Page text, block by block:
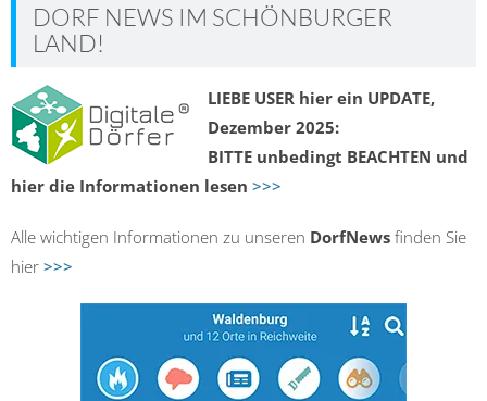
DORF NEWS IM SCHÖNBURGER
LAND!
LIEBE USER hier ein UPDATE,
Dezember 2025:
BITTE unbedingt BEACHTEN und
hier die Informationen lesen >>>
Alle wichtigen Informationen zu unseren DorfNews finden Sie
hier >>>